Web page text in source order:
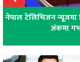
नेपाल टेलिभिजन न्यूजमा
अंकमा